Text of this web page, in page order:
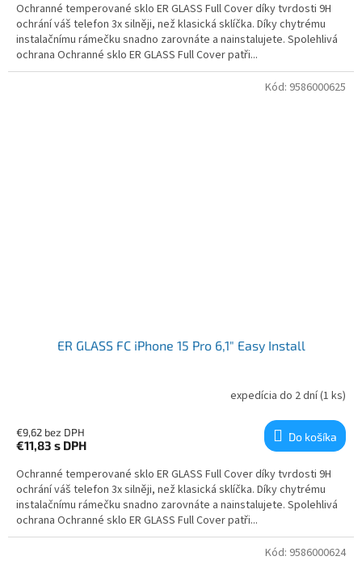
Ochranné temperované sklo ER GLASS Full Cover díky tvrdosti 9H
ochrání váš telefon 3x silněji, než klasická sklíčka. Díky chytrému
instalačnímu rámečku snadno zarovnáte a nainstalujete. Spolehlivá
ochrana Ochranné sklo ER GLASS Full Cover patři...
ER GLASS FC iPhone 15 Pro 6,1" Easy Install
expedícia do 2 dní(1 ks)
€9,62 bez DPH
€11,83 s DPH
Do košíka
Ochranné temperované sklo ER GLASS Full Cover díky tvrdosti 9H
ochrání váš telefon 3x silněji, než klasická sklíčka. Díky chytrému
instalačnímu rámečku snadno zarovnáte a nainstalujete. Spolehlivá
ochrana Ochranné sklo ER GLASS Full Cover patři...
Kód: 9586000625
Kód: 9586000624